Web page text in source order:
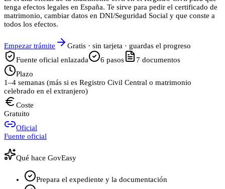
tenga efectos legales en España. Te sirve para pedir el certificado de
matrimonio, cambiar datos en DNI/Seguridad Social y que conste a
todos los efectos.
Empezar trámite
Gratis · sin tarjeta · guardas el progreso
Fuente oficial enlazada
6 pasos 7 documentos
Plazo
1–4 semanas (más si es Registro Civil Central o matrimonio
celebrado en el extranjero)
Coste
Gratuito
Oficial
Fuente oficial
Qué hace GovEasy
Prepara el expediente y la documentación